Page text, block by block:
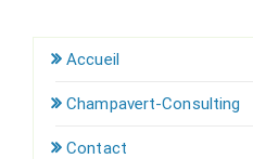
Accueil
Champavert-Consulting
Contact